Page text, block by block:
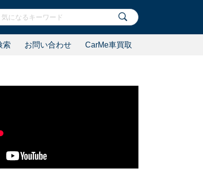
索 お問い合わせ CarMe車買取